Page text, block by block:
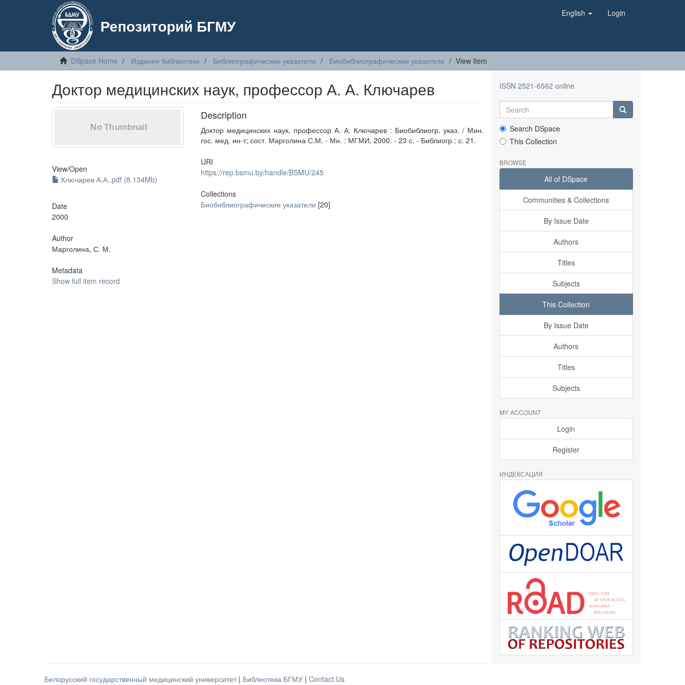
Репозиторий БГМУ
English Login
DSpace Home Издания библиотеки Библиографические указатели Биобиблиографические указатели View Item
Доктор медицинских наук, профессор А. А. Ключарев
View/Open
Ключарев А.А..pdf (8.134Mb)
Date
2000
Author
Марголина, С. М.
Metadata
Show full item record
Description
Доктор медицинских наук, профессор А. А. Ключарев : Биобиблиогр. указ. / Мин.
гос. мед. ин-т; сост. Марголина С.М. - Мн. : МГМИ, 2000. - 23 с. - Библиогр.: с. 21.
URI
https://rep.bsmu.by/handle/BSMU/245
Collections
Биобиблиографические указатели [20]
ISSN 2521-6562 online
Search DSpace
This Collection
BROWSE
All of DSpace
Communities & Collections
By Issue Date
Authors
Titles
Subjects
This Collection
By Issue Date
Authors
Titles
Subjects
MY ACCOUNT
Login
Register
ИНДЕКСАЦИЯ
Белорусский государственный медицинский университет | Библиотека БГМУ | Contact Us